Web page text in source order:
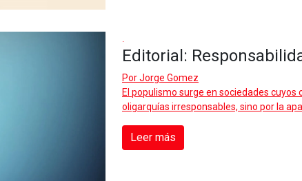
.
Editorial:
PorJorge Gomez
El populismo surge en sociedades
oligarquías irresponsables, sino por la
Leer más